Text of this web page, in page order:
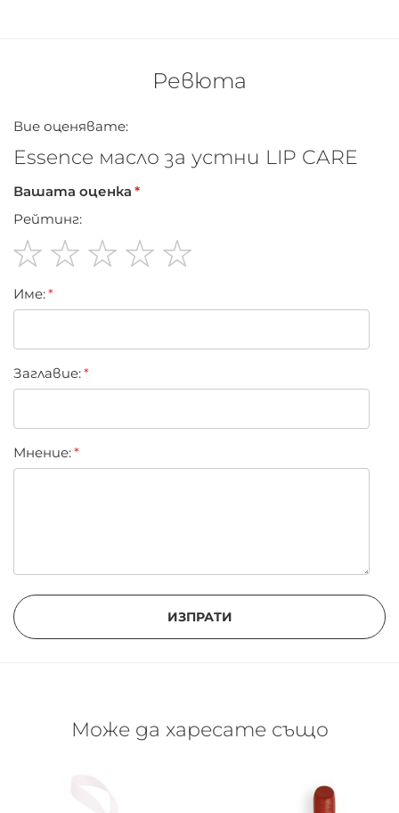
Ревюта
Вие оценявате:
Essence масло за устни LIP CARE
Вашата оценка
Рейтинг:
star
stars
stars
stars
stars
Име:
Заглавиe:
Мнение:
ИЗПРАТИ
Може да харесате също